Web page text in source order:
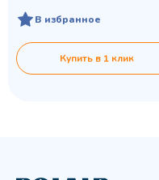
В избранное
Купить в 1 клик